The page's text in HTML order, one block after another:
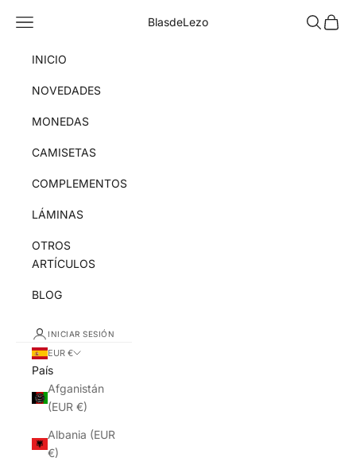
BlasdeLezo
Menú Buscar
Cesta
INICIO
NOVEDADES
MONEDAS
CAMISETAS
COMPLEMENTOS
LÁMINAS
OTROS
ARTÍCULOS
BLOG
INICIAR SESIÓN
EUR €
País
Afganistán
(EUR €)
Albania (EUR
€)